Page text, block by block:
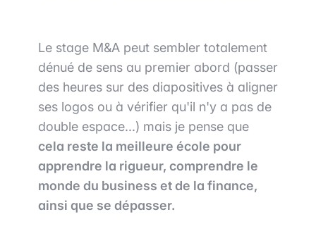
Le stage M&A peut sembler totalement
dénué de sens au premier abord (passer
des heures sur des diapositives à aligner
ses logos ou à vérifier qu'il n'y a pas de
double espace...) mais je pense que
cela reste la meilleure école pour
apprendre la rigueur, comprendre le
monde du business et de la finance,
ainsi que se dépasser.